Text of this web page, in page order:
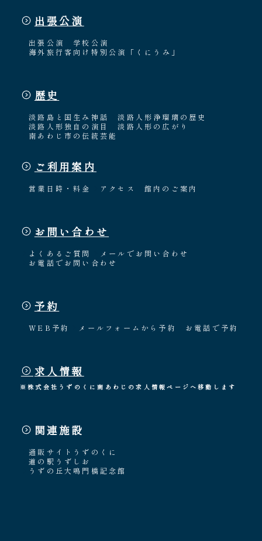
出張公演
出張公演
学校公演
海外旅行客向け特別公演「くにうみ」
歴史
淡路島と国生み神話
淡路人形浄瑠璃の歴史
淡路人形独自の演目
淡路人形の広がり
南あわじ市の伝統芸能
ご利用案内
営業日時・料金 アクセス 館内のご案内
お問い合わせ
よくあるご質問
メールでお問い合わせ
お電話でお問い合わせ
予約
WEB予約 メールフォームから予約 お電話で予約
求人情報
※株式会社うずのくに南あわじの求人情報ページへ移動します
関連施設
通販サイトうずのくに
道の駅うずしお
うずの丘大鳴門橋記念館